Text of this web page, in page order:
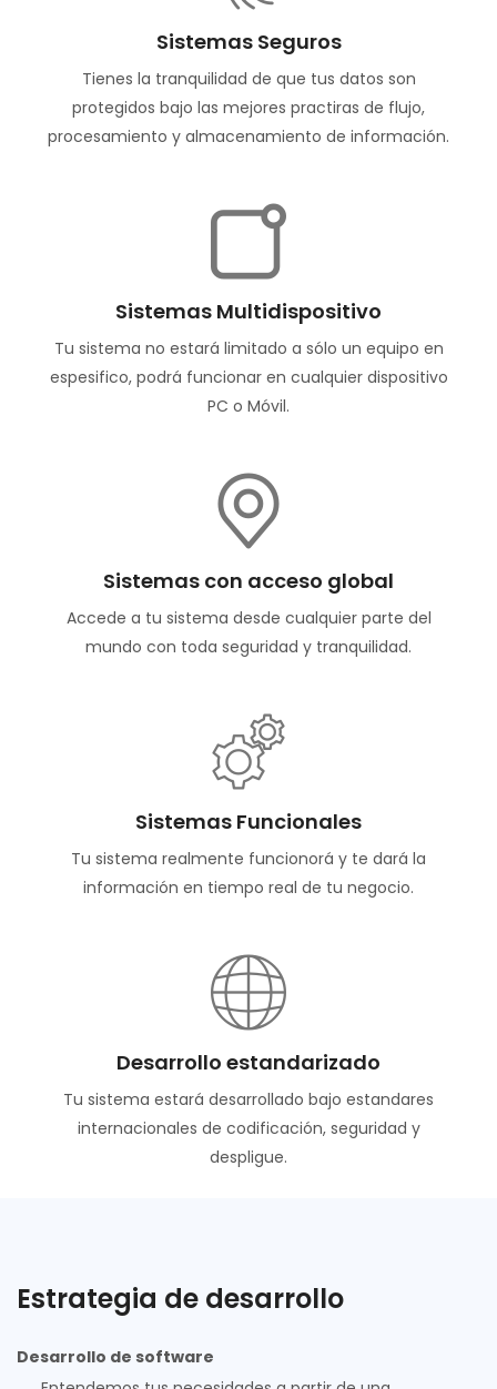
Sistemas Seguros
Tienes la tranquilidad de que tus datos son
protegidos bajo las mejores practiras de flujo,
procesamiento y almacenamiento de información.
Sistemas Multidispositivo
Tu sistema no estará limitado a sólo un equipo en
espesifico, podrá funcionar en cualquier dispositivo
PC o Móvil.
Sistemas con acceso global
Accede a tu sistema desde cualquier parte del
mundo con toda seguridad y tranquilidad.
Sistemas Funcionales
Tu sistema realmente funcionorá y te dará la
información en tiempo real de tu negocio.
Desarrollo estandarizado
Tu sistema estará desarrollado bajo estandares
internacionales de codificación, seguridad y
despligue.
Estrategia de desarrollo
Desarrollo de software